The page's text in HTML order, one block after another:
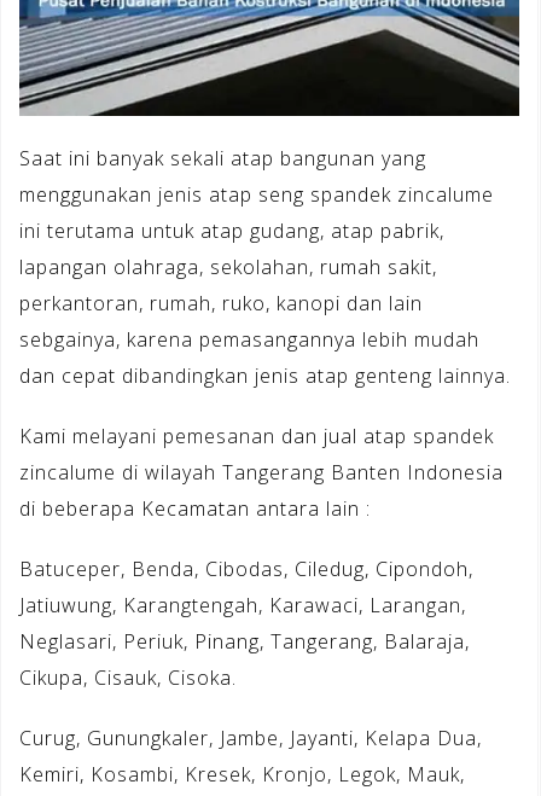
Saat ini banyak sekali atap bangunan yang
menggunakan jenis atap seng spandek zincalume
ini terutama untuk atap gudang, atap pabrik,
lapangan olahraga, sekolahan, rumah sakit,
perkantoran, rumah, ruko, kanopi dan lain
sebgainya, karena pemasangannya lebih mudah
dan cepat dibandingkan jenis atap genteng lainnya.
Kami melayani pemesanan dan jual atap spandek
zincalume di wilayah Tangerang Banten Indonesia
di beberapa Kecamatan antara lain :
Batuceper, Benda, Cibodas, Ciledug, Cipondoh,
Jatiuwung, Karangtengah, Karawaci, Larangan,
Neglasari, Periuk, Pinang, Tangerang, Balaraja,
Cikupa, Cisauk, Cisoka.
Curug, Gunungkaler, Jambe, Jayanti, Kelapa Dua,
Kemiri, Kosambi, Kresek, Kronjo, Legok, Mauk,